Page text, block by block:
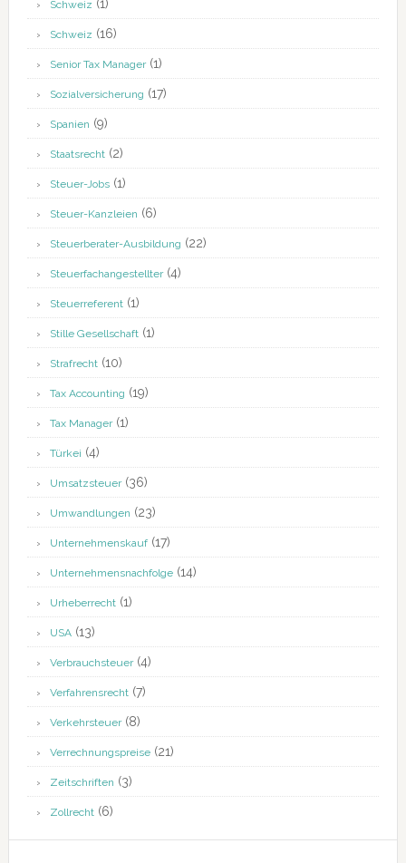
Schweiz (1)
Schweiz (16)
Senior Tax Manager(1)
Sozialversicherung (17)
Spanien (9)
Staatsrecht(2)
Steuer-Jobs(1)
Steuer-Kanzleien (6)
Steuerberater-Ausbildung (22)
Steuerfachangestellter(4)
Steuerreferent(1)
Stille Gesellschaft(1)
Strafrecht(10)
Tax Accounting (19)
Tax Manager(1)
Türkei (4)
Umsatzsteuer(36)
Umwandlungen (23)
Unternehmenskauf(17)
Unternehmensnachfolge(14)
Urheberrecht(1)
USA(13)
Verbrauchsteuer(4)
Verfahrensrecht(7)
Verkehrsteuer(8)
Verrechnungspreise(21)
Zeitschriften (3)
Zollrecht(6)